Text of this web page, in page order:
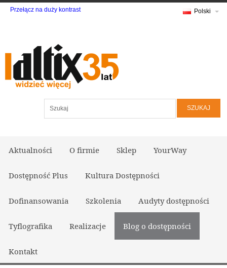
Przełącz na duży kontrast Polski
Aktualności O firmie Sklep YourWay
Dostępność Plus Kultura Dostępności
Dofinansowania Szkolenia Audyty dostępności
Tyflografika Realizacje Blog o dostępności
Kontakt